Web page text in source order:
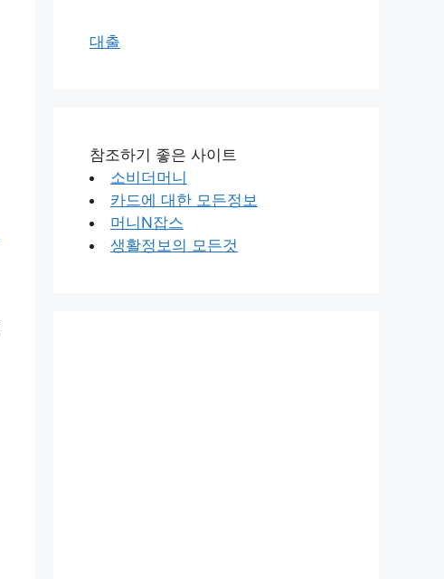
대출
참조하기 좋은 사이트
소비더머니
카드에 대한 모든정보
머니N잡스
생활정보의 모든것